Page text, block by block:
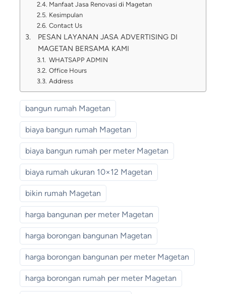
Manfaat Jasa Renovasi di Magetan
Kesimpulan
Contact Us
PESAN LAYANAN JASA ADVERTISING DI
MAGETAN BERSAMA KAMI
WHATSAPP ADMIN
Office Hours
Address
bangun rumah Magetan
biaya bangun rumah Magetan
biaya bangun rumah per meter Magetan
biaya rumah ukuran 10×12 Magetan
bikin rumah Magetan
harga bangunan per meter Magetan
harga borongan bangunan Magetan
harga borongan bangunan per meter Magetan
harga borongan rumah per meter Magetan